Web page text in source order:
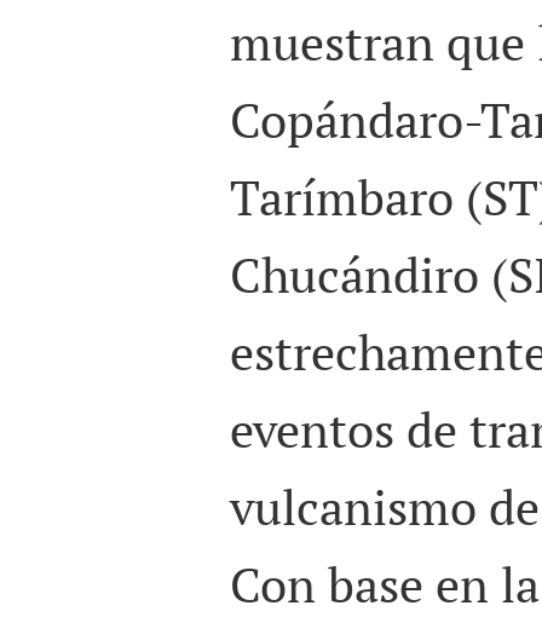
muestran que
Copándaro-
Tarímbaro
Chucándiro
eventos de
vulcanismo
Con base en